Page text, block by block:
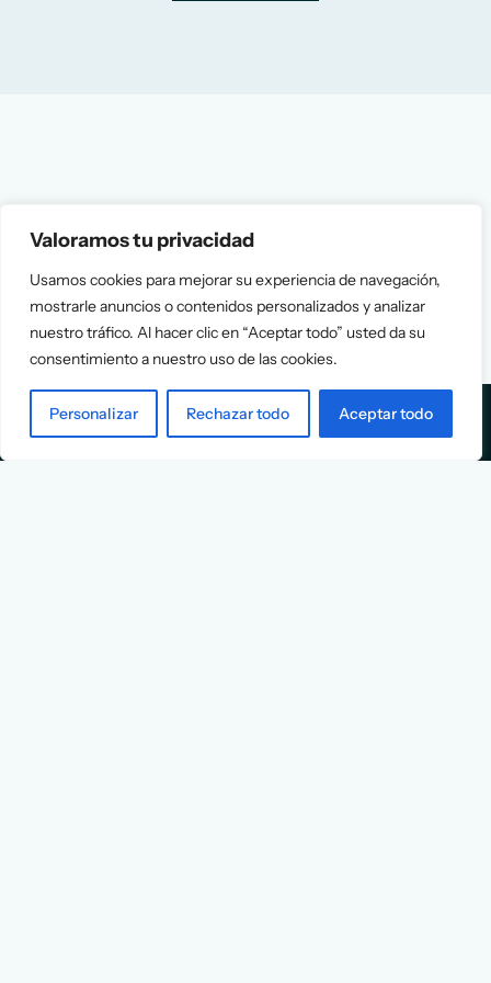
Valoramos tu privacidad
Usamos cookies para mejorar su experiencia de navegación,
mostrarle anuncios o contenidos personalizados y analizar
nuestro tráfico. Al hacer clic en “Aceptar todo” usted da su
consentimiento a nuestro uso de las cookies.
Personalizar Rechazar todo Aceptar todo